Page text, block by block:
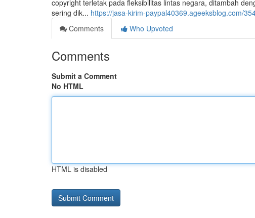
copyright terletak pada fleksibilitas lintas negara, ditambah
sering dik... https://jasa-kirim-paypal40369.ageeksblog.com/
Comments
Who Upvoted
Comments
Submit a Comment
No HTML
HTML is disabled